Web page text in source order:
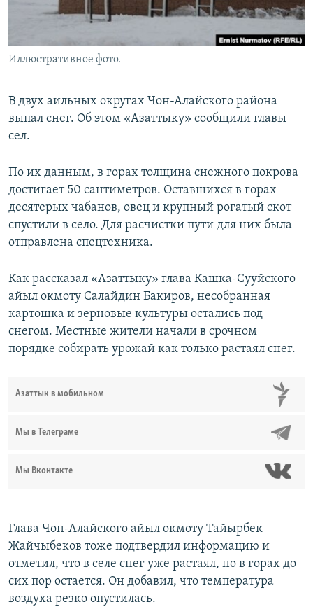
Иллюстративное фото.
В двух аильных округах Чон-Алайского района
выпал снег. Об этом «Азаттыку» сообщили главы
сел.
По их данным, в горах толщина снежного покрова
достигает 50 сантиметров. Оставшихся в горах
десятерых чабанов, овец и крупный рогатый скот
спустили в село. Для расчистки пути для них была
отправлена спецтехника.
Как рассказал «Азаттыку» глава Кашка-Сууйского
айыл окмоту Салайдин Бакиров, несобранная
картошка и зерновые культуры остались под
снегом. Местные жители начали в срочном
порядке собирать урожай как только растаял снег.
Азаттык в мобильном
Мы в Телеграме
Мы Вконтакте
Глава Чон-Алайского айыл окмоту Тайырбек
Жайчыбеков тоже подтвердил информацию и
отметил, что в селе снег уже растаял, но в горах до
сих пор остается. Он добавил, что температура
воздуха резко опустилась.